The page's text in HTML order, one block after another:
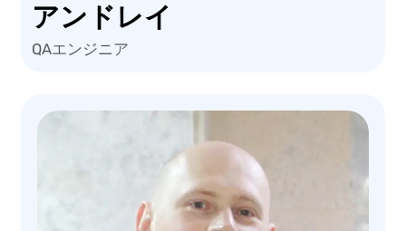
アンドレイ
QAエンジニア